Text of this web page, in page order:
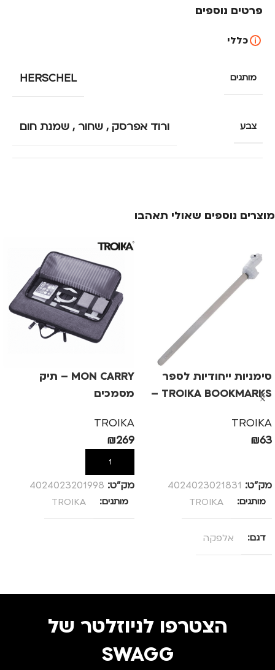
פרטים נוספים
כללי
מותגים HERSCHEL
צבע ורוד אפרסק , שחור , שמנת חום
מוצרים נוספים שאולי תאהבו
סימניות ייחודיות לספר
TROIKA BOOKMARKS –
TROIKA
₪63
מק”ט: 4024023021831
מותגים TROIKA
דגם אלפקה
MON CARRY – תיק
מסמכים
TROIKA
₪269
הוספה לסל
מק”ט: 4024023201998
מותגים TROIKA
הצטרפו לניוזלטר של
SWAGG